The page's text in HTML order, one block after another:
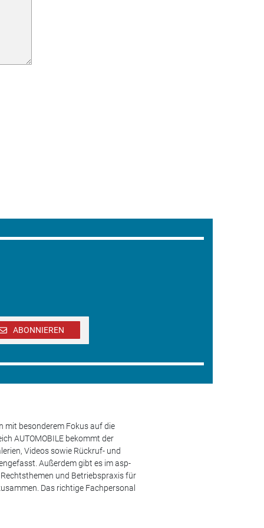
ABONNIEREN
mit besonderem Fokus auf die
AUTOMOBILE bekommt der
Videos sowie Rückruf- und
Außerdem gibt es im asp-
und Betriebspraxis für
Das richtige Fachpersonal